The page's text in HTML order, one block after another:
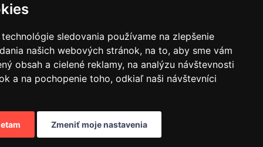
sledovania používame na zlepšenie
našich webových stránok, na to, aby sme vám
obsah a cielené reklamy, na analýzu návštevnosti
a na pochopenie toho, odkiaľ naši návštevníci
Zmeniť moje nastavenia
BUNA CAFÉ
Havlíčkovo náměstí 15/31
252 19 Rudná, CZ
obchod@bunacafe.sk